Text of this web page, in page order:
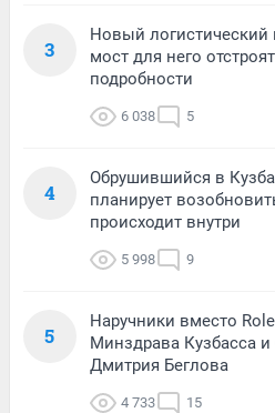
3
Новый логистический
мост для него
подробности
6 038 5
4
Обрушившийся в
планирует
происходит внутри
5 998 9
5
Наручники вместо
Минздрава Кузбасса
Дмитрия Беглова
4 733 15